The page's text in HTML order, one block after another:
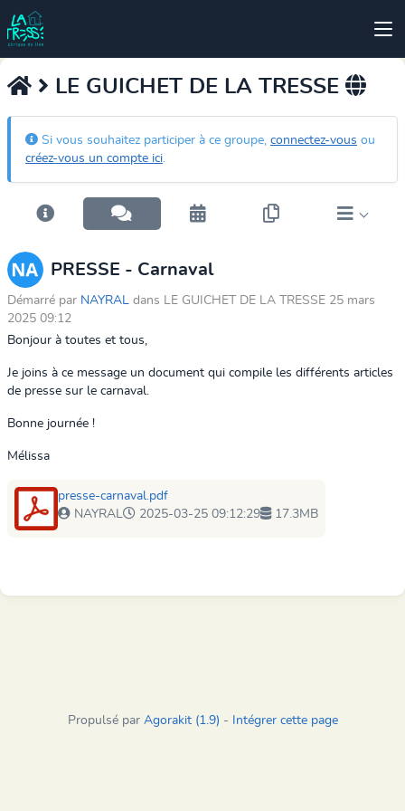
LE GUICHET DE LA TRESSE
Si vous souhaitez participer à ce groupe, connectez-vous ou
créez-vous un compte ici.
PRESSE - Carnaval
Démarré par NAYRAL dans LE GUICHET DE LA TRESSE 25 mars
2025 09:12
Bonjour à toutes et tous,
Je joins à ce message un document qui compile les différents articles
de presse sur le carnaval.
Bonne journée !
Mélissa
presse-carnaval.pdf
NAYRAL
2025-03-25 09:12:29 17.3MB
Propulsé par Agorakit (1.9) - Intégrer cette page